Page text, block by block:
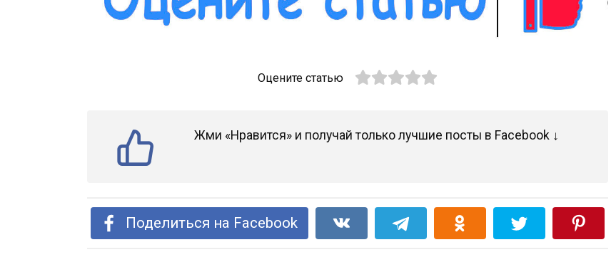
Оцените статью
Жми «Нравится» и получай только лучшие посты в Facebook ↓
Поделиться на Facebook